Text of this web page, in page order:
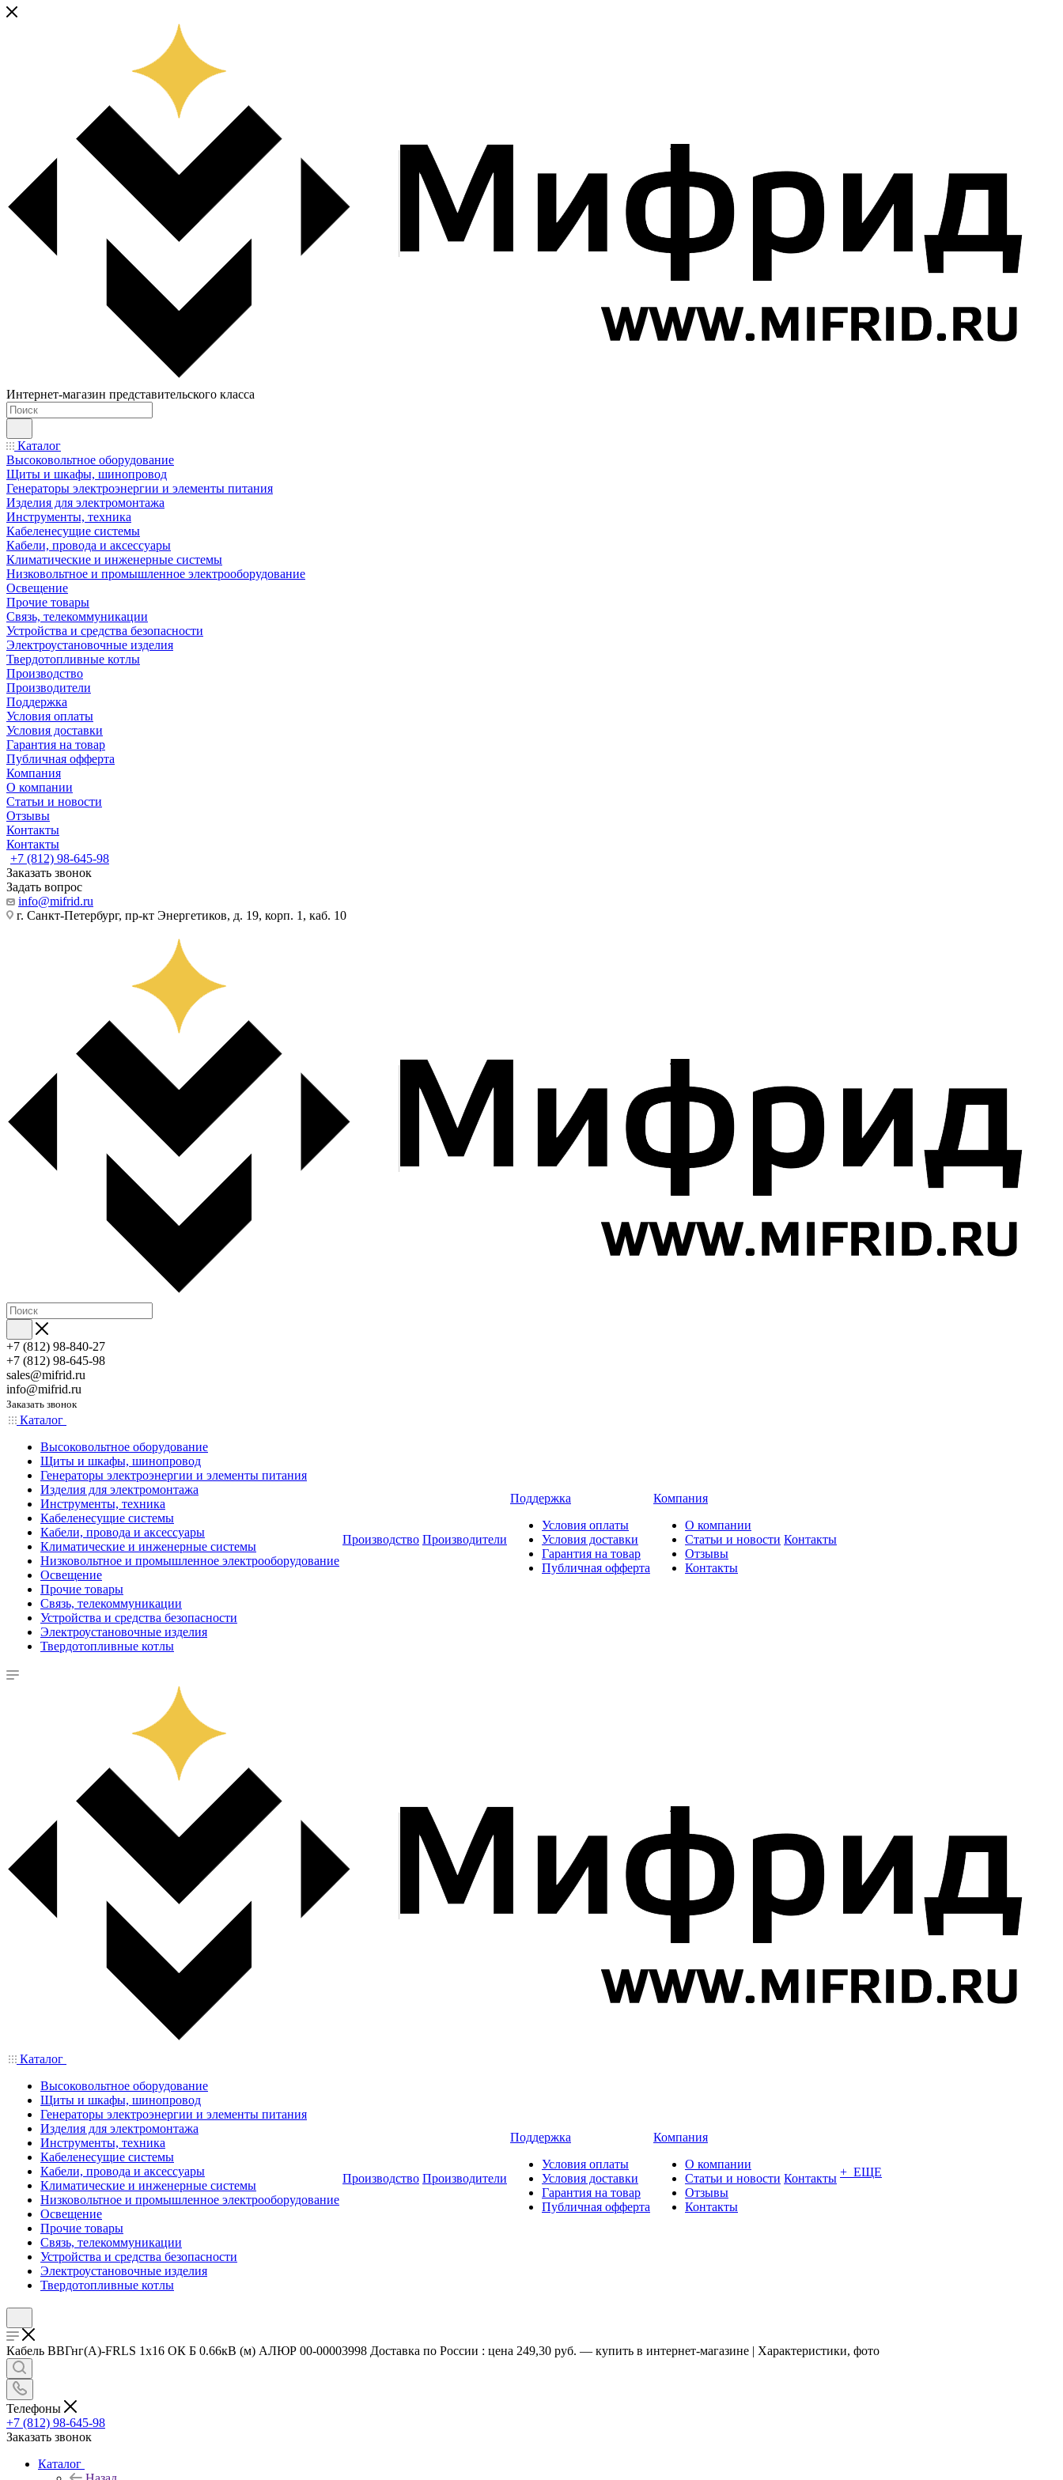
Интернет-магазин представительского класса
Каталог
Высоковольтное оборудование
Щиты и шкафы, шинопровод
Генераторы электроэнергии и элементы питания
Изделия для электромонтажа
Инструменты, техника
Кабеленесущие системы
Кабели, провода и аксессуары
Климатические и инженерные системы
Низковольтное и промышленное электрооборудование
Освещение
Прочие товары
Связь, телекоммуникации
Устройства и средства безопасности
Электроустановочные изделия
Твердотопливные котлы
Производство
Производители
Поддержка
Условия оплаты
Условия доставки
Гарантия на товар
Публичная офферта
Компания
О компании
Статьи и новости
Отзывы
Контакты
Контакты
+7 (812) 98-645-98
Заказать звонок
Задать вопрос
info@mifrid.ru
г. Санкт-Петербург, пр-кт Энергетиков, д. 19, корп. 1, каб. 10
+7 (812) 98-840-27
+7 (812) 98-645-98
sales@mifrid.ru
info@mifrid.ru
Заказать звонок
Каталог
Высоковольтное оборудование
Щиты и шкафы, шинопровод
Генераторы электроэнергии и элементы питания
Изделия для электромонтажа
Инструменты, техника
Кабеленесущие системы
Кабели, провода и аксессуары
Климатические и инженерные системы
Низковольтное и промышленное электрооборудование
Освещение
Прочие товары
Связь, телекоммуникации
Устройства и средства безопасности
Электроустановочные изделия
Твердотопливные котлы
Производство Производители
Поддержка
Условия оплаты
Условия доставки
Гарантия на товар
Публичная офферта
Компания
О компании
Статьи и новости
Отзывы
Контакты
Контакты
Каталог
Высоковольтное оборудование
Щиты и шкафы, шинопровод
Генераторы электроэнергии и элементы питания
Изделия для электромонтажа
Инструменты, техника
Кабеленесущие системы
Кабели, провода и аксессуары
Климатические и инженерные системы
Низковольтное и промышленное электрооборудование
Освещение
Прочие товары
Связь, телекоммуникации
Устройства и средства безопасности
Электроустановочные изделия
Твердотопливные котлы
Производство Производители
Поддержка
Условия оплаты
Условия доставки
Гарантия на товар
Публичная офферта
Компания
О компании
Статьи и новости
Отзывы
Контакты
Контакты + ЕЩЕ
Кабель ВВГнг(А)-FRLS 1х16 ОК Б 0.66кВ (м) АЛЮР 00-00003998 Доставка по России : цена 249,30 руб. — купить в интернет-магазине | Характеристики, фото
Телефоны
+7 (812) 98-645-98
Заказать звонок
Каталог